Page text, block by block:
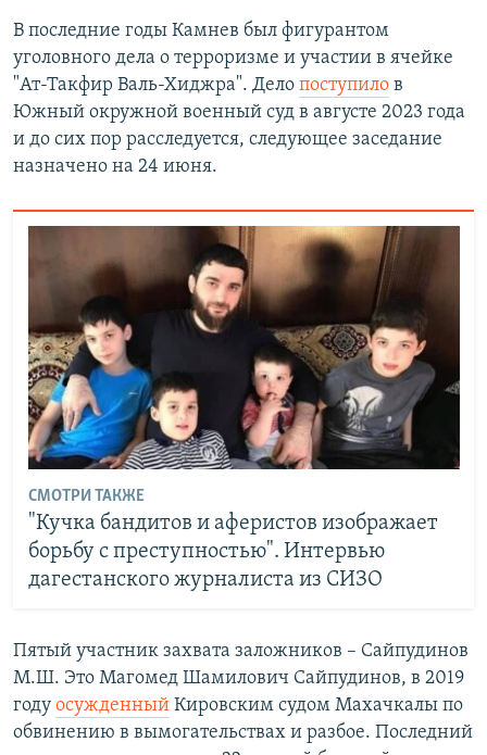
В последние годы Камнев был фигурантом
уголовного дела о терроризме и участии в ячейке
"Ат-Такфир Валь-Хиджра". Дело поступило в
Южный окружной военный суд в августе 2023 года
и до сих пор расследуется, следующее заседание
назначено на 24 июня.
СМОТРИ ТАКЖЕ
"Кучка бандитов и аферистов изображает
борьбу с преступностью". Интервью
дагестанского журналиста из СИЗО
Пятый участник захвата заложников – Сайпудинов
М.Ш. Это Магомед Шамилович Сайпудинов, в 2019
году осужденный Кировским судом Махачкалы по
обвинению в вымогательствах и разбое. Последний